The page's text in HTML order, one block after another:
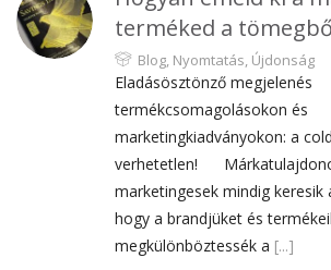
terméked a
Blog, Nyomtatás, Újdonság
Eladásösztönző megjelenés
termékcsomagolásokon és
marketingkiadványokon: a
verhetetlen!
marketingesek mindig keresik
hogy a brandjüket és
megkülönböztessék a [...]